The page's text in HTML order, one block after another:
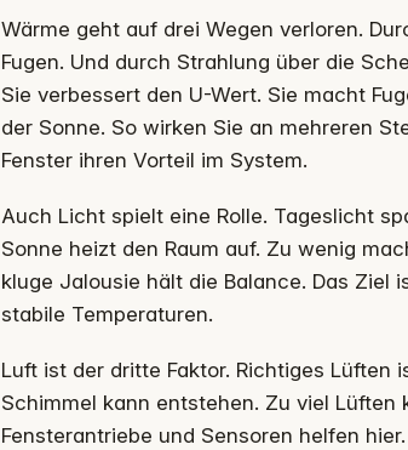
Wärme geht auf drei Wegen verloren.
Fugen. Und durch Strahlung über die
Sie verbessert den U-Wert. Sie macht
der Sonne. So wirken Sie an mehreren
Fenster ihren Vorteil im System.
Auch Licht spielt eine Rolle. Tageslicht
Sonne heizt den Raum auf. Zu wenig
kluge Jalousie hält die Balance. Das Ziel
stabile Temperaturen.
Luft ist der dritte Faktor. Richtiges Lüften
Schimmel kann entstehen. Zu viel Lüften
Fensterantriebe und Sensoren helfen